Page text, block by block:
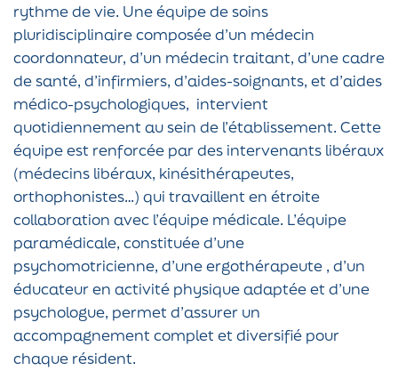
rythme de vie. Une équipe de soins
pluridisciplinaire composée d’un médecin
coordonnateur, d’un médecin traitant, d’une cadre
de santé, d’infirmiers, d’aides-soignants, et d’aides
médico-psychologiques, intervient
quotidiennement au sein de l’établissement. Cette
équipe est renforcée par des intervenants libéraux
(médecins libéraux, kinésithérapeutes,
orthophonistes…) qui travaillent en étroite
collaboration avec l’équipe médicale. L’équipe
paramédicale, constituée d’une
psychomotricienne, d’une ergothérapeute , d’un
éducateur en activité physique adaptée et d’une
psychologue, permet d’assurer un
accompagnement complet et diversifié pour
chaque résident.